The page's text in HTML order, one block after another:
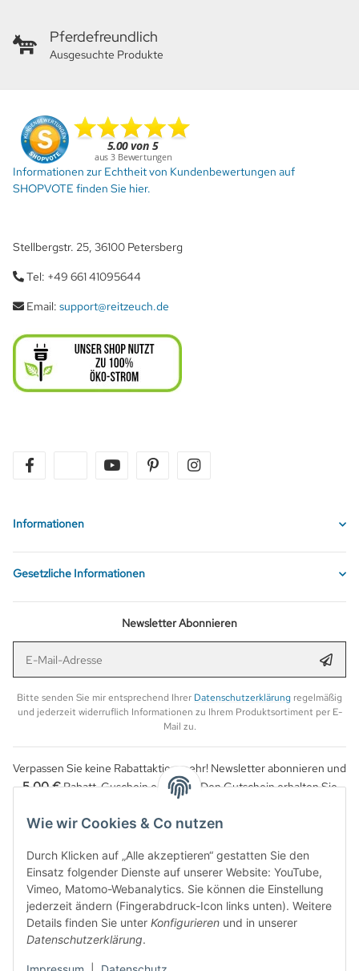
Wie wir Cookies & Co nutzen
Durch Klicken auf „Alle akzeptieren“ gestatten Sie den
Einsatz folgender Dienste auf unserer Website: YouTube,
Vimeo, Matomo-Webanalytics. Sie können die Einstellung
jederzeit ändern (Fingerabdruck-Icon links unten). Weitere
Details finden Sie unter Konfigurieren und in unserer
Datenschutzerklärung.
Pferdefreundlich
Ausgesuchte Produkte
Informationen zur Echtheit von Kundenbewertungen auf
SHOPVOTE finden Sie hier.
Stellbergstr. 25, 36100 Petersberg
Tel: +49 661 41095644
Email: support@reitzeuch.de
twitter youtube pinterest
Informationen
Gesetzliche Informationen
Newsletter Abonnieren
Bitte senden Sie mir entsprechend Ihrer Datenschutzerklärung regelmäßig
und jederzeit widerruflich Informationen zu Ihrem Produktsortiment per E-
Mail zu.
Verpassen Sie keine Rabattaktion mehr! Newsletter abonnieren und
5,00 €Rabatt-Guschein erhalten. Den Gutschein erhalten Sie
per Email nach der erfolgreichen Bestätigung Ihrer Email-Adresse.